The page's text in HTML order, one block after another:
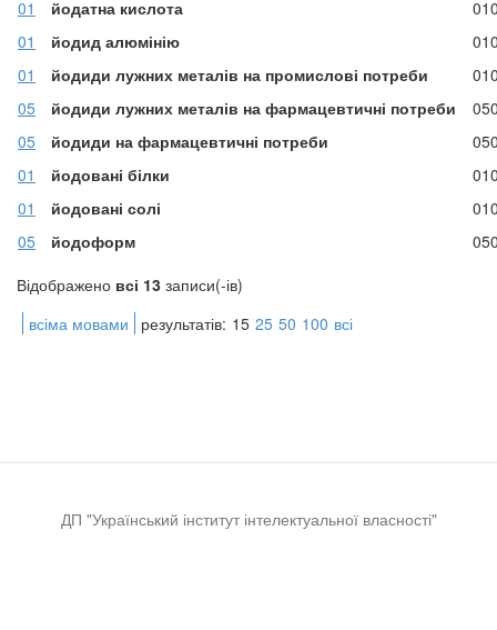
01
йодатна кислота
01
йодид алюмінію
01
йодиди лужних металів на промислові потреби
05
йодиди лужних металів на фармацевтичні потреби
05
йодиди на фармацевтичні потреби
01
йодовані білки
01
йодовані солі
05
йодоформ
Відображено всі 13 записи(-ів)
всіма мовами
результатів: 15 25 50 100 всі
ДП "Український інститут інтелектуальної власності"